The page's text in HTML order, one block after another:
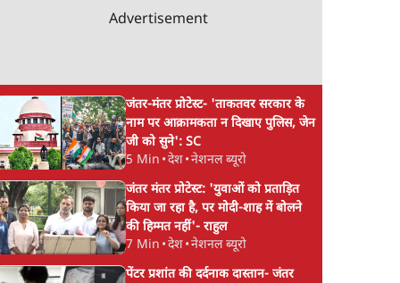
Advertisement
जंतर-मंतर प्रोटेस्ट- 'ताकतवर सरकार के
नाम पर आक्रामकता न दिखाए पुलिस, जेन
जी को सुने': SC
5 Min •देश•नेशनल ब्यूरो
जंतर मंतर प्रोटेस्ट: 'युवाओं को प्रताड़ित
किया जा रहा है, पर मोदी-शाह में बोलने
की हिम्मत नहीं'- राहुल
7 Min •देश•नेशनल ब्यूरो
पेंटर प्रशांत की दर्दनाक दास्तान- जंतर